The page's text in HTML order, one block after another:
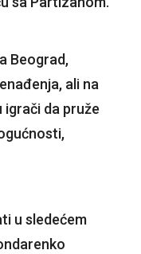
Beograd,
ali na
da pruže
u sledećem